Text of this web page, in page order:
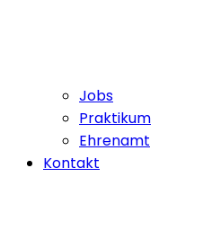
Jobs
Praktikum
Ehrenamt
Kontakt